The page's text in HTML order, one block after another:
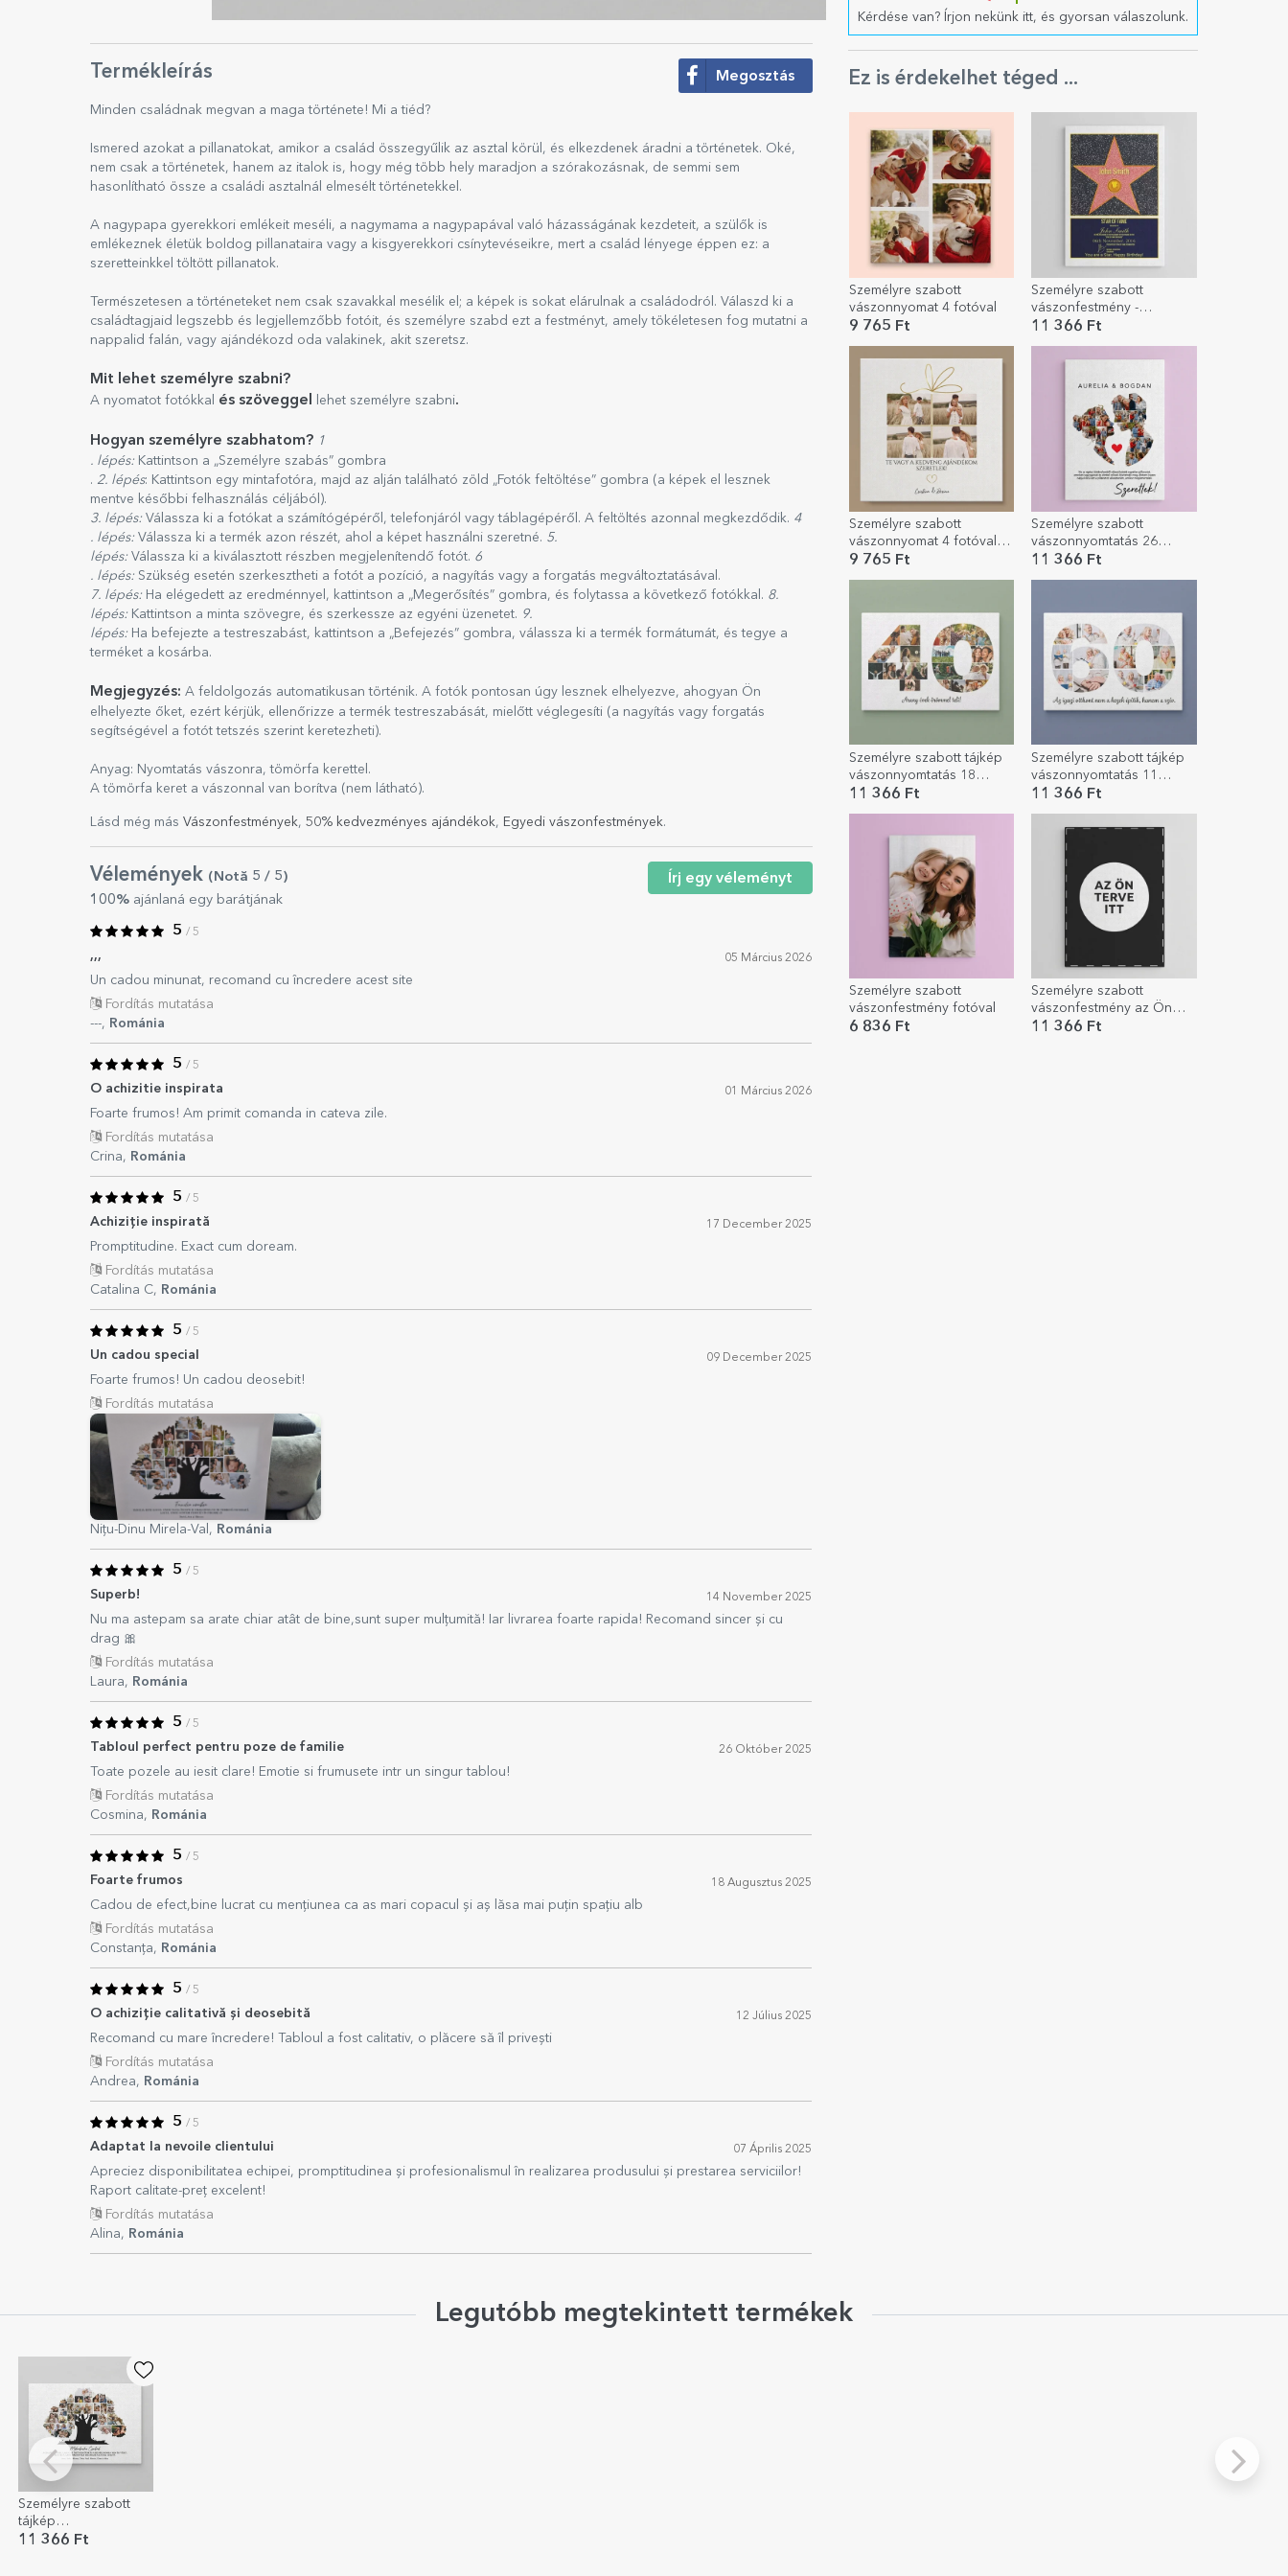
Kérdése van? Írjon nekünk itt, és gyorsan válaszolunk.
Ez is érdekelhet téged ...
Személyre szabott
vászonnyomat 4 fotóval
9 765 Ft
Személyre szabott
vászonfestmény -
Hírességek Csillaga
11 366 Ft
Személyre szabott
vászonnyomat 4 fotóval
és szöveggel – Emlékek
9 765 Ft
Személyre szabott
vászonnyomtatás 26
fotóval és szöveggel
11 366 Ft
Személyre szabott tájkép
vászonnyomtatás 18
fotóval, 40-es
11 366 Ft
Személyre szabott tájkép
vászonnyomtatás 11
fotóval, 60-as
szöveges üzenettel
11 366 Ft
Személyre szabott
vászonfestmény fotóval
6 836 Ft
Személyre szabott
vászonfestmény az Ön
grafikájával - Portré
11 366 Ft
Termékleírás Megosztás
Minden családnak megvan a maga története! Mi a tiéd?
Ismered azokat a pillanatokat, amikor a család összegyűlik az asztal körül, és elkezdenek áradni a történetek. Oké,
nem csak a történetek, hanem az italok is, hogy még több hely maradjon a szórakozásnak, de semmi sem
hasonlítható össze a családi asztalnál elmesélt történetekkel.
A nagypapa gyerekkori emlékeit meséli, a nagymama a nagypapával való házasságának kezdeteit, a szülők is
emlékeznek életük boldog pillanataira vagy a kisgyerekkori csínytevéseikre, mert a család lényege éppen ez: a
szeretteinkkel töltött pillanatok.
Természetesen a történeteket nem csak szavakkal mesélik el; a képek is sokat elárulnak a családodról. Válaszd ki a
családtagjaid legszebb és legjellemzőbb fotóit, és személyre szabd ezt a festményt, amely tökéletesen fog mutatni a
nappalid falán, vagy ajándékozd oda valakinek, akit szeretsz.
Mit lehet személyre szabni?
A nyomatot fotókkal és szöveggel lehet személyre szabni.
Hogyan személyre szabhatom? 1
. lépés: Kattintson a „Személyre szabás” gombra
. 2. lépés: Kattintson egy mintafotóra, majd az alján található zöld „Fotók feltöltése” gombra (a képek el lesznek
mentve későbbi felhasználás céljából).
3. lépés: Válassza ki a fotókat a számítógépéről, telefonjáról vagy táblagépéről. A feltöltés azonnal megkezdődik. 4
. lépés: Válassza ki a termék azon részét, ahol a képet használni szeretné. 5.
lépés: Válassza ki a kiválasztott részben megjelenítendő fotót. 6
. lépés: Szükség esetén szerkesztheti a fotót a pozíció, a nagyítás vagy a forgatás megváltoztatásával.
7. lépés: Ha elégedett az eredménnyel, kattintson a „Megerősítés” gombra, és folytassa a következő fotókkal. 8.
lépés: Kattintson a minta szövegre, és szerkessze az egyéni üzenetet. 9.
lépés: Ha befejezte a testreszabást, kattintson a „Befejezés” gombra, válassza ki a termék formátumát, és tegye a
terméket a kosárba.
Megjegyzés: A feldolgozás automatikusan történik. A fotók pontosan úgy lesznek elhelyezve, ahogyan Ön
elhelyezte őket, ezért kérjük, ellenőrizze a termék testreszabását, mielőtt véglegesíti (a nagyítás vagy forgatás
segítségével a fotót tetszés szerint keretezheti).
Anyag: Nyomtatás vászonra, tömörfa kerettel.
A tömörfa keret a vászonnal van borítva (nem látható).
Lásd még más Vászonfestmények, 50% kedvezményes ajándékok, Egyedi vászonfestmények.
Vélemények (Notă 5 / 5)
100% ajánlaná egy barátjának
Írj egy véleményt
5 / 5
,,, 05 Március 2026
Un cadou minunat, recomand cu încredere acest site
Fordítás mutatása
---, Románia
5 / 5
O achizitie inspirata 01 Március 2026
Foarte frumos! Am primit comanda in cateva zile.
Fordítás mutatása
Crina, Románia
5 / 5
Achiziție inspirată 17 December 2025
Promptitudine. Exact cum doream.
Fordítás mutatása
Catalina C, Románia
5 / 5
Un cadou special 09 December 2025
Foarte frumos! Un cadou deosebit!
Fordítás mutatása
Nițu-Dinu Mirela-Val, Románia
5 / 5
Superb! 14 November 2025
Nu ma astepam sa arate chiar atât de bine,sunt super mulțumită! Iar livrarea foarte rapida! Recomand sincer și cu
drag 🎀
Fordítás mutatása
Laura, Románia
5 / 5
Tabloul perfect pentru poze de familie 26 Október 2025
Toate pozele au iesit clare! Emotie si frumusete intr un singur tablou!
Fordítás mutatása
Cosmina, Románia
5 / 5
Foarte frumos 18 Augusztus 2025
Cadou de efect,bine lucrat cu mențiunea ca as mari copacul și aș lăsa mai puțin spațiu alb
Fordítás mutatása
Constanța, Románia
5 / 5
O achiziție calitativă și deosebită 12 Július 2025
Recomand cu mare încredere! Tabloul a fost calitativ, o plăcere să îl privești
Fordítás mutatása
Andrea, Románia
5 / 5
Adaptat la nevoile clientului 07 Április 2025
Apreciez disponibilitatea echipei, promptitudinea și profesionalismul în realizarea produsului și prestarea serviciilor!
Raport calitate-preț excelent!
Fordítás mutatása
Alina, Románia
Legutóbb megtekintett termékek
Személyre szabott
tájkép
vászonnyomtatás
11 366 Ft